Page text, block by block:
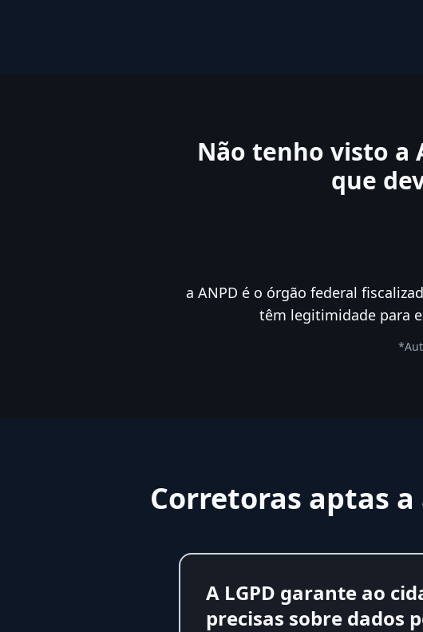
Não tenho visto a
que
a ANPD é o órgão federal
têm legitimidade para
Corretoras aptas
A LGPD garante ao
precisas sobre dados